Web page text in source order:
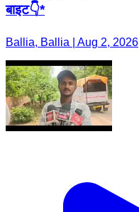
बाइट👇*
Ballia, Ballia | Aug 2, 2026